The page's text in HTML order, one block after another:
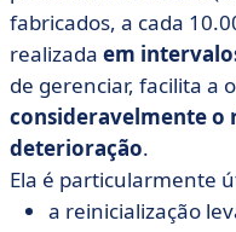
fabricados, a cada
realizada em
de gerenciar, facilita a
consideravelmente o
deterioração.
Ela é particularmente
a reinicialização